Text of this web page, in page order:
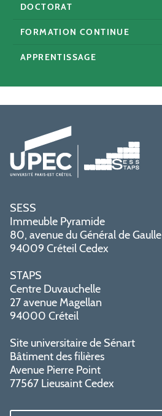
DOCTORAT
FORMATION CONTINUE
APPRENTISSAGE
SESS
Immeuble Pyramide
80, avenue du Général de Gaulle
94009 Créteil Cedex
STAPS
Centre Duvauchelle
27 avenue Magellan
94000 Créteil
Site universitaire de Sénart
Bâtiment des filières
Avenue Pierre Point
77567 Lieusaint Cedex